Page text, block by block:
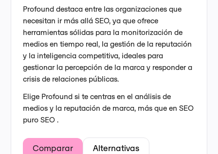
Profound destaca entre las organizaciones que
necesitan ir más allá SEO, ya que ofrece
herramientas sólidas para la monitorización de
medios en tiempo real, la gestión de la reputación
y la inteligencia competitiva, ideales para
gestionar la percepción de la marca y responder a
crisis de relaciones públicas.
Elige Profound si te centras en el análisis de
medios y la reputación de marca, más que en SEO
puro SEO .
Comparar Alternativas